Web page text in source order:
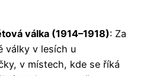
válka (1914–1918): Za
války v lesích u
v místech, kde se říká